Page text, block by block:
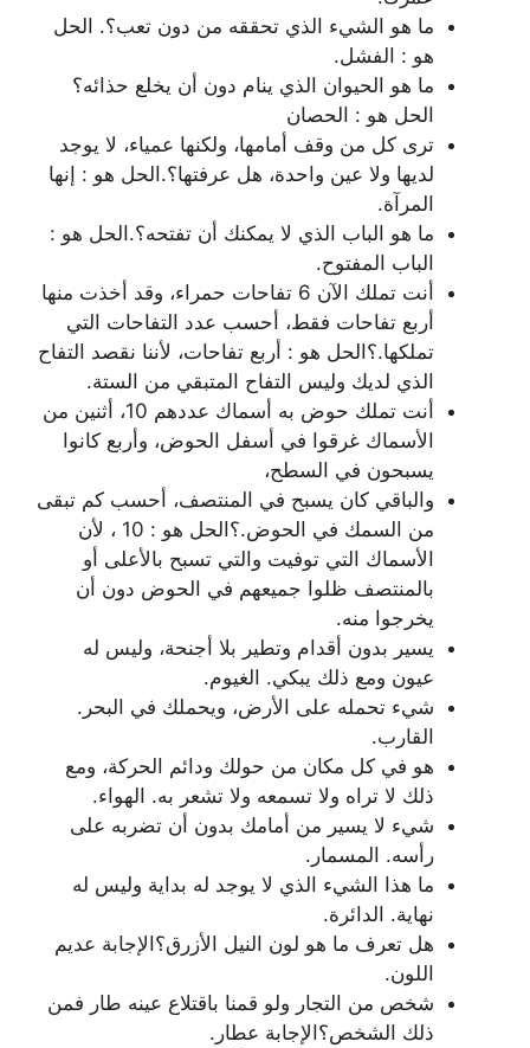
ما هو الشيء الذي تحققه من دون تعب؟. الحل
هو : الفشل.
ما هو الحيوان الذي ينام دون أن يخلع حذائه؟
الحل هو : الحصان
ترى كل من وقف أمامها، ولكنها عمياء، لا يوجد
لديها ولا عين واحدة، هل عرفتها؟.الحل هو : إنها
المرآة.
ما هو الباب الذي لا يمكنك أن تفتحه؟.الحل هو :
الباب المفتوح.
أنت تملك الآن 6 تفاحات حمراء، وقد أخذت منها
أربع تفاحات فقط، أحسب عدد التفاحات التي
تملكها.؟الحل هو : أربع تفاحات، لأننا نقصد التفاح
الذي لديك وليس التفاح المتبقي من الستة.
أنت تملك حوض به أسماك عددهم 10، أثنين من
الأسماك غرقوا في أسفل الحوض، وأربع كانوا
يسبحون في السطح،
والباقي كان يسبح في المنتصف، أحسب كم تبقى
من السمك في الحوض.؟الحل هو : 10 ، لأن
الأسماك التي توفيت والتي تسبح بالأعلى أو
بالمنتصف ظلوا جميعهم في الحوض دون أن
يخرجوا منه.
يسير بدون أقدام وتطير بلا أجنحة، وليس له
عيون ومع ذلك يبكي. الغيوم.
شيء تحمله على الأرض، ويحملك في البحر.
القارب.
هو في كل مكان من حولك ودائم الحركة، ومع
ذلك لا تراه ولا تسمعه ولا تشعر به. الهواء.
شيء لا يسير من أمامك بدون أن تضربه على
رأسه. المسمار.
ما هذا الشيء الذي لا يوجد له بداية وليس له
نهاية. الدائرة.
هل تعرف ما هو لون النيل الأزرق؟الإجابة عديم
اللون.
شخص من التجار ولو قمنا باقتلاع عينه طار فمن
ذلك الشخص؟الإجابة عطار.